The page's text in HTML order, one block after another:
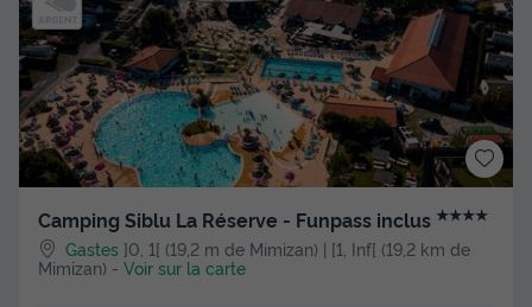
Camping Siblu La Réserve - Funpass inclus ★★★★
Gastes ]0, 1[ (19,2 m de Mimizan) | [1, Inf[ (19,2 km de
Mimizan) - Voir sur la carte